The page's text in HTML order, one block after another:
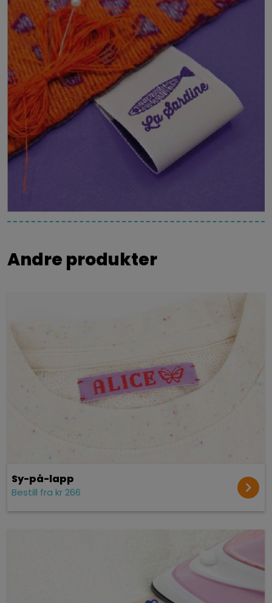
Andre produkter
Sy-på-lapp
Bestill fra kr 266